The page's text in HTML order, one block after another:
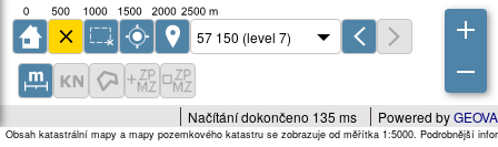
Powered by
Načítání dokončeno 135 ms
Obsah katastrální mapy a mapy pozemkového katastru se zobrazuje od měřítka 1:5000. Podrobnější